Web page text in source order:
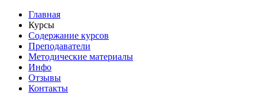
Главная
Курсы
Содержание курсов
Преподаватели
Методические материалы
Инфо
Отзывы
Контакты